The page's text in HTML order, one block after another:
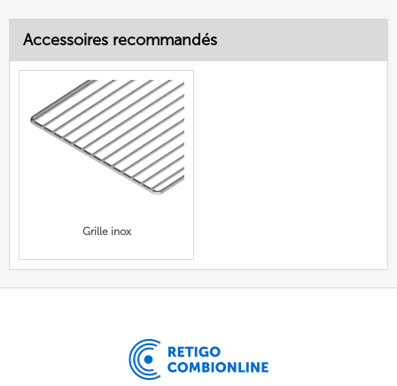
Accessoires recommandés
Grille inox